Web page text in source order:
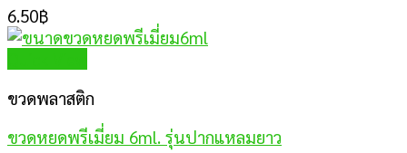
6.50฿
ขวดพลาสติก
ขวดหยดพรีเมี่ยม 6ml. รุ่นปากแหลมยาว